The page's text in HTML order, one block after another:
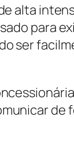
alta
para
ser